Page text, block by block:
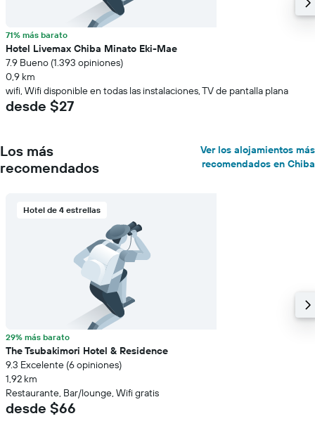
71% más barato
Hotel Livemax Chiba Minato Eki-Mae
7.9 Bueno (1.393 opiniones)
0,9 km
wifi, Wifi disponible en todas las instalaciones, TV de pantalla plana
desde $27
Los más
recomendados
Ver los alojamientos más
recomendados en Chiba
Hotel de 4 estrellas
29% más barato
The Tsubakimori Hotel & Residence
9.3 Excelente (6 opiniones)
1,92 km
Restaurante, Bar/lounge, Wifi gratis
desde $66